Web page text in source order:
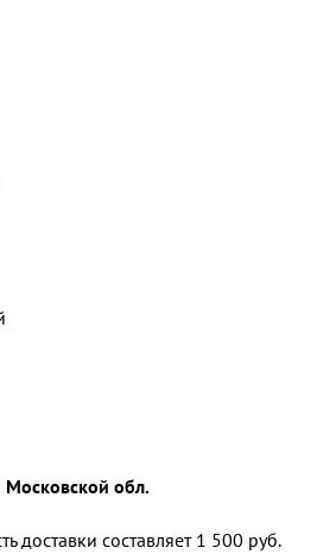
обл.
доставки составляет 1 500 руб.